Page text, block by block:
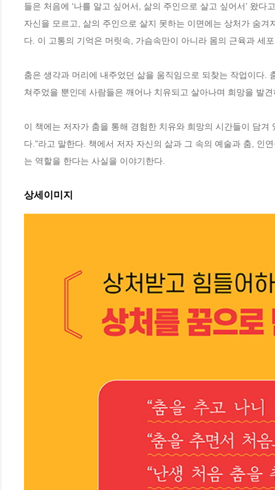
들은 처음에 ‘나를 알고 싶어서, 삶의 주인으로 살고 싶어서’ 왔
자신을 모르고, 삶의 주인으로 살지 못하는 이면에는 상처가 숨
다. 이 고통의 기억은 머릿속, 가슴속만이 아니라 몸의 근육과 세
춤은 생각과 머리에 내주었던 삶을 움직임으로 되찾는 작업이다.
쳐주었을 뿐인데 사람들은 깨어나 치유되고 살아나며 희망을 발
이 책에는 저자가 춤을 통해 경험한 치유와 희망의 시간들이 담
다.”라고 말한다. 책에서 저자 자신의 삶과 그 속의 예술과 춤, 인
는 역할을 한다는 사실을 이야기한다.
상세이미지